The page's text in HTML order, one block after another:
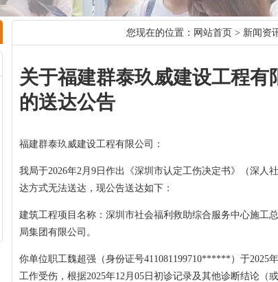
您现在的位置： 网站首页 > 新闻资
关于福建群泰玖威建设工程
的送达公告
福建群泰玖威建设工程有限公司：
我局于2026年2月9日作出《深圳市认定工伤决定书》（深人
达方式无法送达，现公告送达如下：
建筑工程项目名称：深圳市社会福利救助综合服务中心施工
局集团有限公司。
你单位职工魏超强（身份证号411081199710******）于2025
工作受伤，根据2025年12月05日初诊记录及其他诊断结论